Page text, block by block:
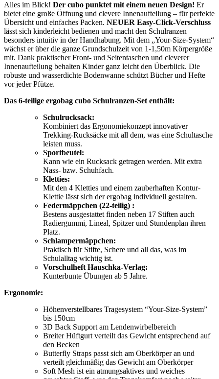
Alles im Blick! Der cubo punktet mit einem neuen Design! Er
bietet eine große Öffnung und clevere Innenaufteilung – für perfekte
Übersicht und einfaches Packen. NEUER Easy-Click-Verschluss
lässt sich kinderleicht bedienen und macht den Schulranzen
besonders intuitiv in der Handhabung. Mit dem „Your-Size-System“
wächst er über die ganze Grundschulzeit von 1-1,50m Körpergröße
mit. Dank praktischer Front- und Seitentaschen und cleverer
Innenaufteilung behalten Kinder ganz leicht den Überblick. Die
robuste und wasserdichte Bodenwanne schützt Bücher und Hefte
vor jeder Pfütze.
Das 6-teilige ergobag cubo Schulranzen-Set enthält:
Schulrucksack:
Kombiniert das Ergonomiekonzept innovativer
Trekking-Rucksäcke mit all dem, was eine Schultasche
leisten muss.
Sportbeutel:
Kann wie ein Rucksack getragen werden. Mit extra
Nass- bzw. Schuhfach.
Kletties:
Mit den 4 Kletties und einem zauberhaften Kontur-
Klettie lässt sich der ergobag individuell gestalten.
Federmäppchen (22-teilig) :
Bestens ausgestattet finden neben 17 Stiften auch
Radiergummi, Lineal, Spitzer und Stundenplan ihren
Platz.
Schlampermäppchen:
Praktisch für Stifte, Schere und all das, was im
Schulalltag wichtig ist.
Vorschulheft Hauschka-Verlag:
Kunterbunte Übungen ab 5 Jahre.
Ergonomie:
Höhenverstellbares Tragesystem “Your-Size-System”
bis 150cm
3D Back Support am Lendenwirbelbereich
Breiter Hüftgurt verteilt das Gewicht entsprechend auf
den Becken
Butterfly Straps passt sich am Oberkörper an und
verteilt gleichmäßig das Gewicht am Oberkörper
Soft Mesh ist ein atmungsaktives und weiches